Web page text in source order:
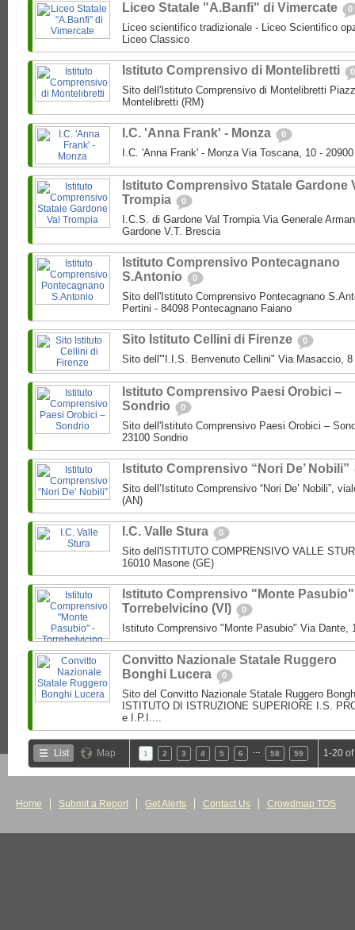
Liceo Statale "A.Banfi" di Vimercate 0
Liceo scientifico tradizionale - Liceo Scientifico
Liceo Classico
Istituto Comprensivo di Montelibretti 0
Sito dell'Istituto Comprensivo di Montelibretti
Montelibretti (RM)
I.C. 'Anna Frank' - Monza 0
I.C. 'Anna Frank' - Monza Via Toscana, 10 -
Istituto Comprensivo Statale Gardone
Trompia
0
I.C.S. di Gardone Val Trompia Via Generale
Gardone V.T. Brescia
Istituto Comprensivo Pontecagnano
S.Antonio
0
Sito dell'Istituto Comprensivo Pontecagnano
Pertini - 84098 Pontecagnano Faiano
Sito Istituto Cellini di Firenze 0
Sito dell'"I.I.S. Benvenuto Cellini" Via Masaccio, 8
Istituto Comprensivo Paesi Orobici –
Sondrio
0
Sito dell'Istituto Comprensivo Paesi Orobici –
23100 Sondrio
Istituto Comprensivo “Nori De’ Nobili”
Sito dell’Istituto Comprensivo “Nori De’ Nobili”,
(AN)
I.C. Valle Stura 0
Sito dell'ISTITUTO COMPRENSIVO VALLE
16010 Masone (GE)
Istituto Comprensivo "Monte
Torrebelvicino (VI)
0
Istituto Comprensivo "Monte Pasubio" Via Dante,
Convitto Nazionale Statale Ruggero
Bonghi Lucera
0
Sito del Convitto Nazionale Statale Ruggero
ISTITUTO DI ISTRUZIONE SUPERIORE I.S.
e I.P.I....
List Map 1 2 3 4 5 6 58 59 1-20
Home Submit a Report Get Alerts Contact Us Crowdmap TOS